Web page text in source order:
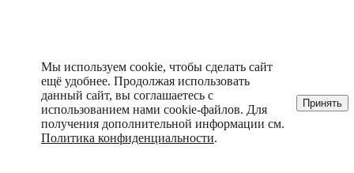
Мы используем cookie, чтобы сделать сайт
ещё удобнее. Продолжая использовать
данный сайт, вы соглашаетесь с
использованием нами cookie-файлов. Для
получения дополнительной информации см.
Политика конфиденциальности.
Принять